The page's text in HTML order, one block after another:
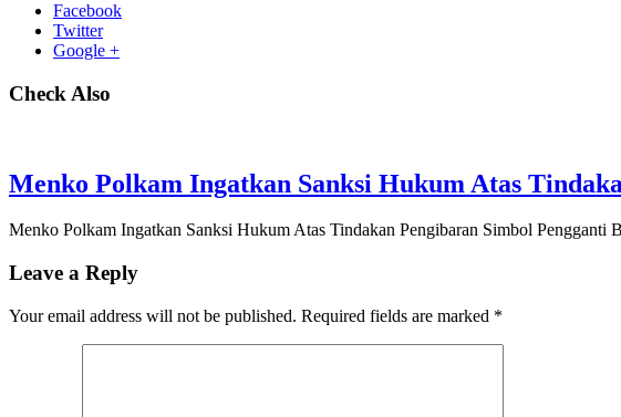
Facebook
Twitter
Google +
Check Also
Menko Polkam Ingatkan Sanksi Hukum Atas
Menko Polkam Ingatkan Sanksi Hukum Atas Tindakan Pengibaran Simbol Pengganti
Leave a Reply
Your email address will not be published. Required fields are marked *